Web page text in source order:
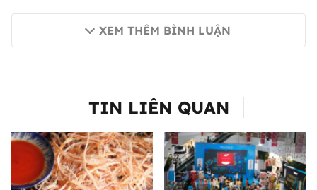
XEM THÊM BÌNH LUẬN
TIN LIÊN QUAN